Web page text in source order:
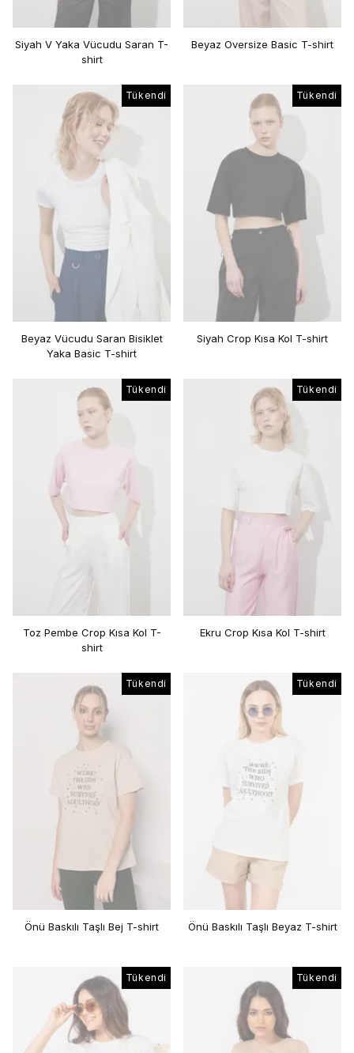
Siyah V Yaka Vücudu Saran T-
shirt
Beyaz Oversize Basic T-shirt
Tükendi
Beyaz Vücudu Saran Bisiklet
Yaka Basic T-shirt
Tükendi
Siyah Crop Kısa Kol T-shirt
Tükendi
Toz Pembe Crop Kısa Kol T-
shirt
Tükendi
Ekru Crop Kısa Kol T-shirt
Tükendi
Önü Baskılı Taşlı Bej T-shirt
Tükendi
Önü Baskılı Taşlı Beyaz T-shirt
Tükendi Tükendi